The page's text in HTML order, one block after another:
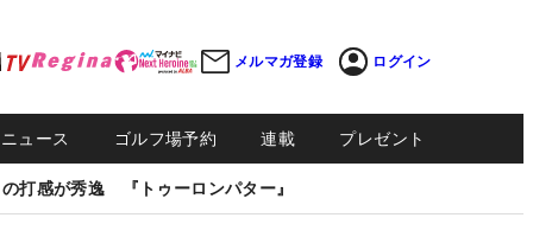
メルマガ登録 ログイン
ュース ゴルフ場予約 連載 プレゼント
打感が秀逸 『トゥーロンパター』